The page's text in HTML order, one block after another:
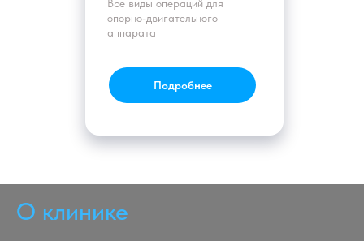
Все виды операций для
опорно-двигательного
аппарата
Подробнее
О клинике